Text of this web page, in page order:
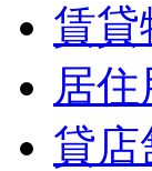
賃貸
居
貸店